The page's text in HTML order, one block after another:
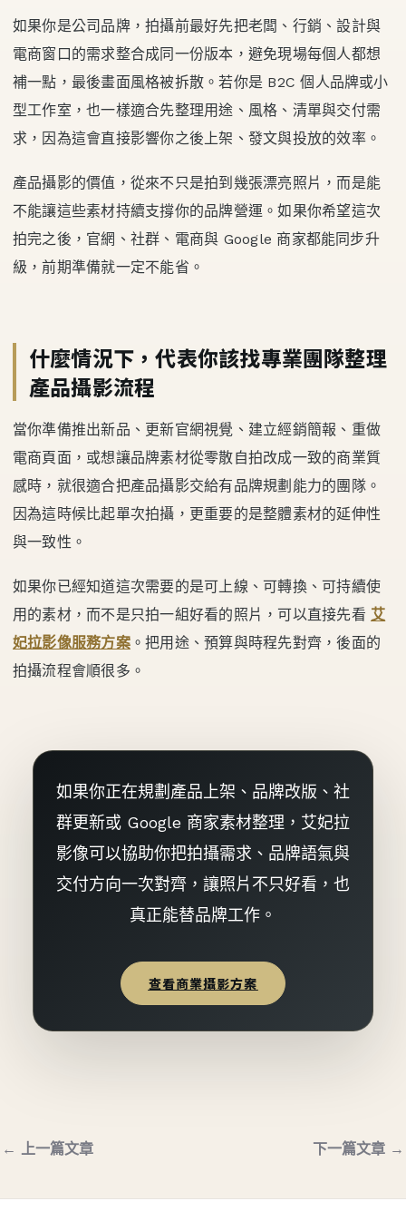
如果你是公司品牌，拍攝前最好先把老闆、行銷、設計與
電商窗口的需求整合成同一份版本，避免現場每個人都想
補一點，最後畫面風格被拆散。若你是 B2C 個人品牌或小
型工作室，也一樣適合先整理用途、風格、清單與交付需
求，因為這會直接影響你之後上架、發文與投放的效率。
產品攝影的價值，從來不只是拍到幾張漂亮照片，而是能
不能讓這些素材持續支撐你的品牌營運。如果你希望這次
拍完之後，官網、社群、電商與 Google 商家都能同步升
級，前期準備就一定不能省。
什麼情況下，代表你該找專業團隊整理
產品攝影流程
當你準備推出新品、更新官網視覺、建立經銷簡報、重做
電商頁面，或想讓品牌素材從零散自拍改成一致的商業質
感時，就很適合把產品攝影交給有品牌規劃能力的團隊。
因為這時候比起單次拍攝，更重要的是整體素材的延伸性
與一致性。
如果你已經知道這次需要的是可上線、可轉換、可持續使
用的素材，而不是只拍一組好看的照片，可以直接先看 艾
妃拉影像服務方案。把用途、預算與時程先對齊，後面的
拍攝流程會順很多。
如果你正在規劃產品上架、品牌改版、社
群更新或 Google 商家素材整理，艾妃拉
影像可以協助你把拍攝需求、品牌語氣與
交付方向一次對齊，讓照片不只好看，也
真正能替品牌工作。
查看商業攝影方案
← 上一篇文章 下一篇文章 →